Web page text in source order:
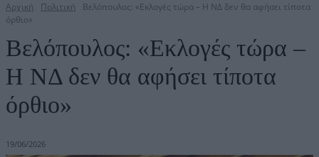
Αρχική Πολιτική
Βελόπουλος: «Εκλογές τώρα – Η ΝΔ δεν θα αφήσει τίποτα
όρθιο»
Βελόπουλος: «Εκλογές τώρα –
Η ΝΔ δεν θα αφήσει τίποτα
όρθιο»
19/06/2026